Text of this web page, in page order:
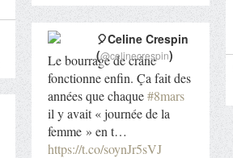
Le bourrage de crâne
fonctionne enfin. Ça fait des
années que chaque#8mars
il y avait « journée de la
femme » en t…
https://t.co/soynJr5sVJ
🎈Celine Crespin
(@celinecrespin)